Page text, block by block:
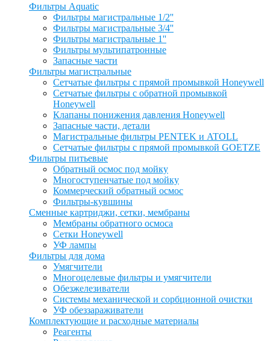
Фильтры Aquatic
Фильтры магистральные 1/2''
Фильтры магистральные 3/4''
Фильтры магистральные 1''
Фильтры мультипатронные
Запасные части
Фильтры магистральные
Сетчатые фильтры с прямой промывкой Honeywell
Сетчатые фильтры с обратной промывкой
Honeywell
Клапаны понижения давления Honeywell
Запасные части, детали
Магистральные фильтры PENTEK и ATOLL
Сетчатые фильтры с прямой промывкой GOETZE
Фильтры питьевые
Обратный осмос под мойку
Многоступенчатые под мойку
Коммерческий обратный осмос
Фильтры-кувшины
Сменные картриджи, сетки, мембраны
Мембраны обратного осмоса
Сетки Honeywell
УФ лампы
Фильтры для дома
Умягчители
Многоцелевые фильтры и умягчители
Обезжелезиватели
Системы механической и сорбционной очистки
УФ обеззараживатели
Комплектующие и расходные материалы
Реагенты